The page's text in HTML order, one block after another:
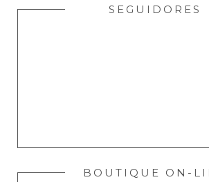
SEGUIDORES
BOUTIQUE ON-